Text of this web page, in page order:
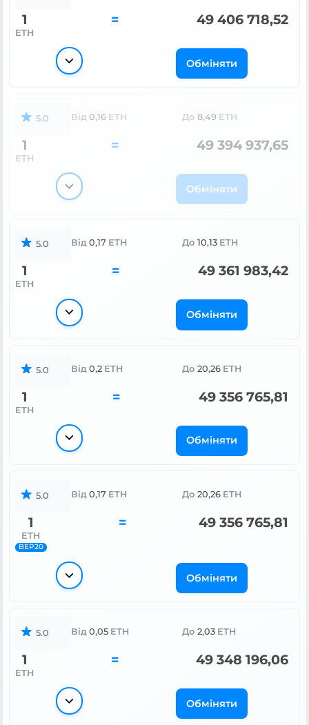
1
ETH
= 49 406 718,52
Обміняти
5.0 Від 0,16 ETH До 8,49 ETH
1
ETH
= 49 394 937,65
Обміняти
5.0 Від 0,17 ETH До 10,13 ETH
1
ETH
= 49 361 983,42
Обміняти
5.0 Від 0,2 ETH До 20,26 ETH
1
ETH
= 49 356 765,81
Обміняти
5.0 Від 0,17 ETH До 20,26 ETH
1
ETH
BEP20
= 49 356 765,81
Обміняти
5.0 Від 0,05 ETH До 2,03 ETH
1
ETH
= 49 348 196,06
Обміняти